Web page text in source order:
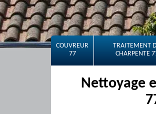
COUVREUR
77
TRAITEMENT
CHARPENTE
Nettoyage